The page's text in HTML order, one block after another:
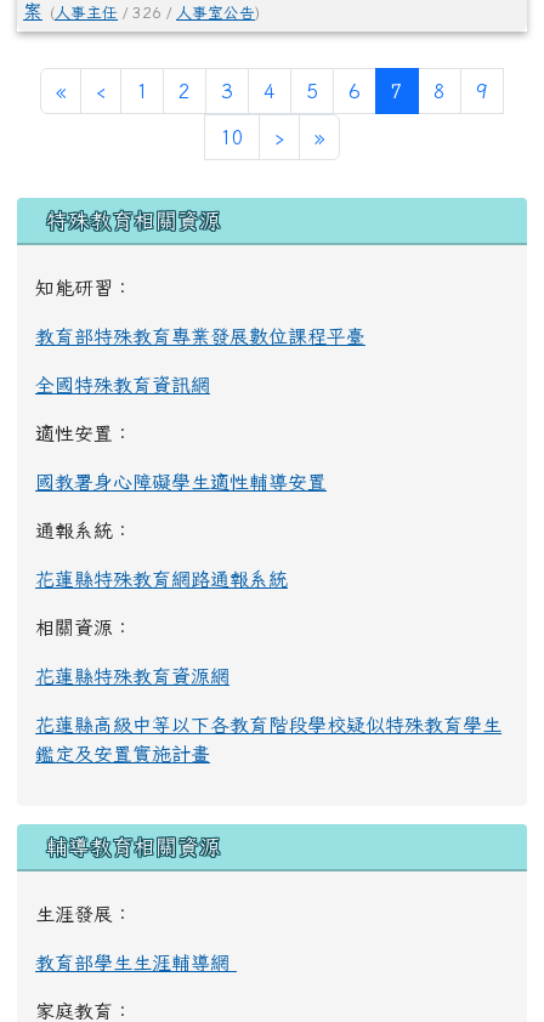
案
( 人事主任 / 326 / 人事室公告)
«第一頁
‹ 上一頁
1 2 3 4 5 6 7 (目前頁次)
8 9
10 ›下一頁
»最後頁
左邊區域內容
特殊教育相關資源
知能研習：
教育部特殊教育專業發展數位課程平臺
全國特殊教育資訊網
適性安置：
國教署身心障礙學生適性輔導安置
通報系統：
花蓮縣特殊教育網路通報系統
相關資源：
花蓮縣特殊教育資源網
花蓮縣高級中等以下各教育階段學校疑似特殊教育學生
鑑定及安置實施計畫
輔導教育相關資源
生涯發展：
教育部學生生涯輔導網
家庭教育：